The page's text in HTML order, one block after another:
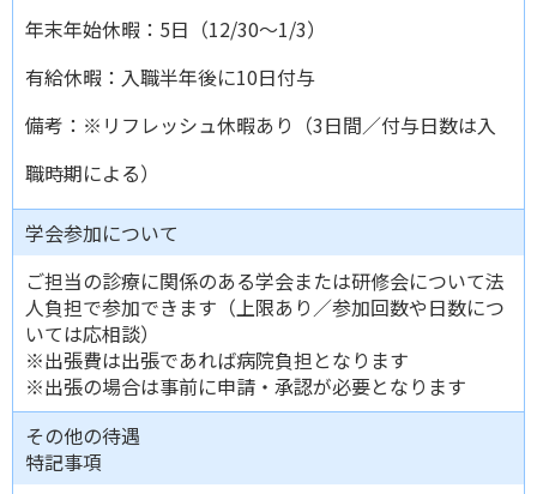
年末年始休暇：5日（12/30～1/3）
有給休暇：入職半年後に10日付与
備考：※リフレッシュ休暇あり（3日間／付与日数は入
職時期による）
学会参加について
ご担当の診療に関係のある学会または研修会について法
人負担で参加できます（上限あり／参加回数や日数につ
いては応相談）
※出張費は出張であれば病院負担となります
※出張の場合は事前に申請・承認が必要となります
その他の待遇
特記事項